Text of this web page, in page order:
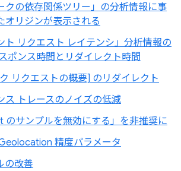
クの依存関係ツリー」の分析情報に事
オリジンが表示される
ト リクエスト レイテンシ」分析情報の
ポンス時間とリダイレクト時間
リクエストの概要] のリダイレクト
ス トレースのノイズの低減
のサンプルを無効にする」を非推奨に
精度パラメータ
の改善